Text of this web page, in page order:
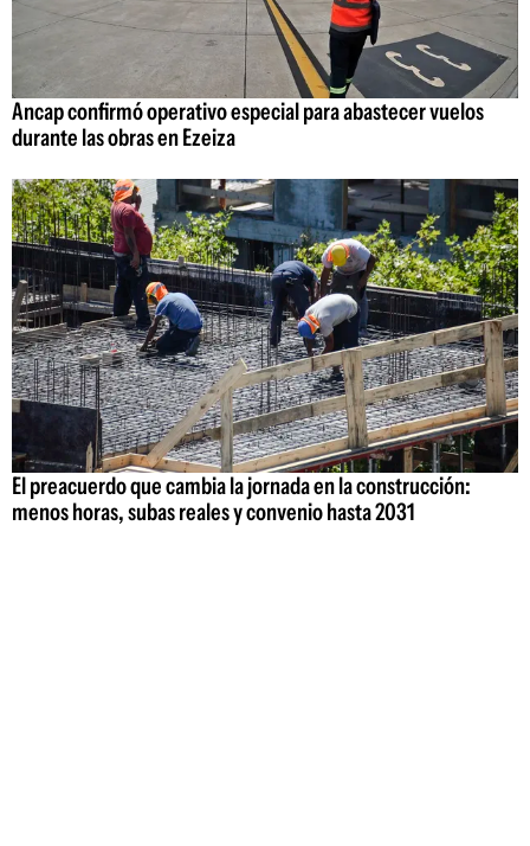
Ancap confirmó operativo especial para abastecer vuelos
durante las obras en Ezeiza
El preacuerdo que cambia la jornada en la construcción:
menos horas, subas reales y convenio hasta 2031